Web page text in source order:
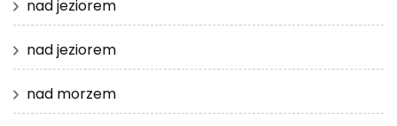
nad jeziorem
nad jeziorem
nad morzem